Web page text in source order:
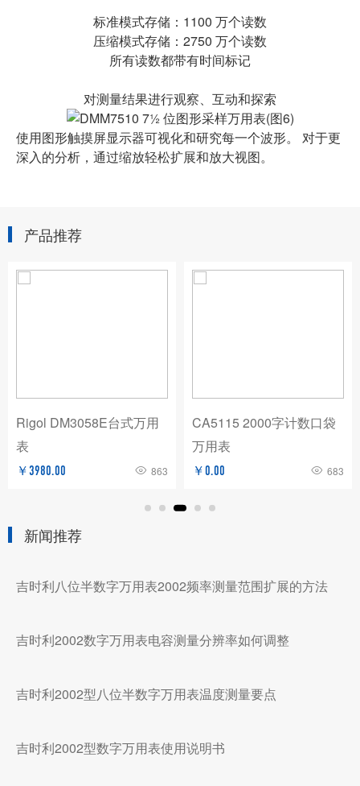
标准模式存储：1100 万个读数
压缩模式存储：2750 万个读数
所有读数都带有时间标记
对测量结果进行观察、互动和探索
使用图形触摸屏显示器可视化和研究每一个波形。 对于更
深入的分析，通过缩放轻松扩展和放大视图。
产品推荐
Rigol DM3058E台式万用
表
￥3980.00 863
CA5115 2000字计数口袋
万用表
￥0.00 683
新闻推荐
吉时利八位半数字万用表2002频率测量范围扩展的方法
吉时利2002数字万用表电容测量分辨率如何调整
吉时利2002型八位半数字万用表温度测量要点
吉时利2002型数字万用表使用说明书